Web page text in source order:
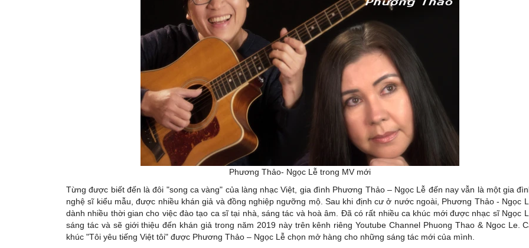
Phương Thảo- Ngọc Lễ trong MV mới
Từng được biết đến là đôi "song ca vàng" của làng nhạc Việt, gia đình Phương Thảo – Ngọc Lễ đến nay vẫn là một gia
nghệ sĩ kiểu mẫu, được nhiều khán giả và đồng nghiệp ngưỡng mộ. Sau khi định cư ở nước ngoài, Phương Thảo - Ngọc
dành nhiều thời gian cho việc đào tạo ca sĩ tại nhà, sáng tác và hoà âm. Đã có rất nhiều ca khúc mới được nhạc sĩ Ngọc
sáng tác và sẽ giới thiệu đến khán giả trong năm 2019 này trên kênh riêng Youtube Channel Phuong Thao & Ngoc Le.
khúc "Tôi yêu tiếng Việt tôi" được Phương Thảo – Ngọc Lễ chọn mở hàng cho những sáng tác mới của mình.